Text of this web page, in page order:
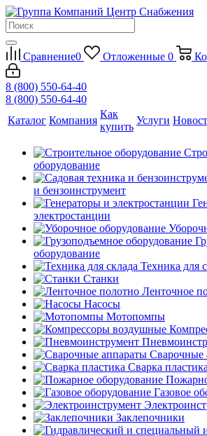
Сравнение0 Отложенные 0
8 (800) 550-64-40
8 (800) 550-64-40
Каталог Компания
Как
купить
Услуги
оборудование
и бензоинструмент
электростанции
оборудование
Техника для
Станки
Ленточное
Насосы
Мотопомпы
Сварочные
Сварка пластика
Газовое
Заклепочники